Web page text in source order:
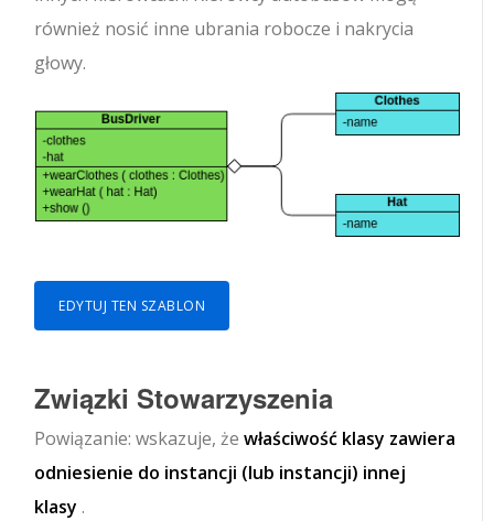
również nosić inne ubrania robocze i nakrycia
głowy.
EDYTUJ TEN SZABLON
Związki Stowarzyszenia
Powiązanie: wskazuje, żewłaściwość klasy zawiera
odniesienie do instancji (lub instancji) innej
klasy .